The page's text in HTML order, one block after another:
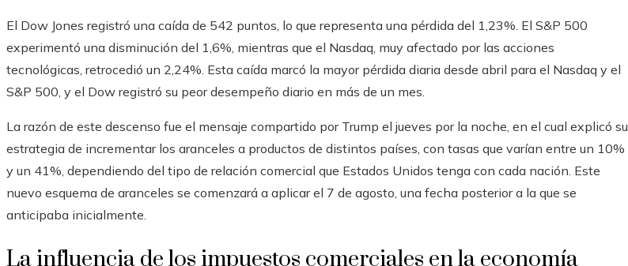
El Dow Jones registró una caída de 542 puntos, lo que representa una pérdida del 1,23%. El S&P 500
experimentó una disminución del 1,6%, mientras que el Nasdaq, muy afectado por las acciones
tecnológicas, retrocedió un 2,24%. Esta caída marcó la mayor pérdida diaria desde abril para el Nasdaq y el
S&P 500, y el Dow registró su peor desempeño diario en más de un mes.
La razón de este descenso fue el mensaje compartido por Trump el jueves por la noche, en el cual explicó su
estrategia de incrementar los aranceles a productos de distintos países, con tasas que varían entre un 10%
y un 41%, dependiendo del tipo de relación comercial que Estados Unidos tenga con cada nación. Este
nuevo esquema de aranceles se comenzará a aplicar el 7 de agosto, una fecha posterior a la que se
anticipaba inicialmente.
La influencia de los impuestos comerciales en la economía